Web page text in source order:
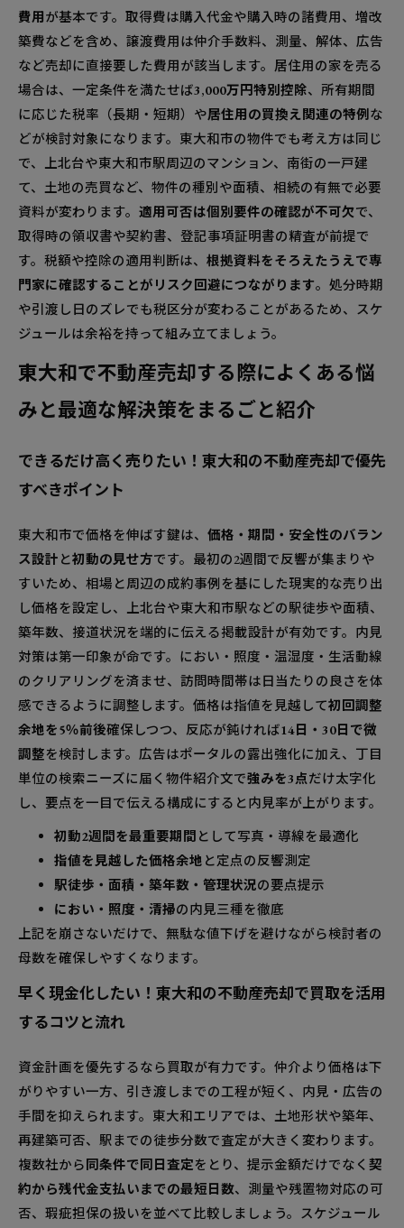
費用が基本です。取得費は購入代金や購入時の諸費用、増改
築費などを含め、譲渡費用は仲介手数料、測量、解体、広告
など売却に直接要した費用が該当します。居住用の家を売る
場合は、一定条件を満たせば3,000万円特別控除、所有期間
に応じた税率（長期・短期）や居住用の買換え関連の特例な
どが検討対象になります。東大和市の物件でも考え方は同じ
で、上北台や東大和市駅周辺のマンション、南街の一戸建
て、土地の売買など、物件の種別や面積、相続の有無で必要
資料が変わります。 適用可否は個別要件の確認が不可欠で、
取得時の領収書や契約書、登記事項証明書の精査が前提で
す。税額や控除の適用判断は、 根拠資料をそろえたうえで専
門家に確認することがリスク回避につながります。処分時期
や引渡し日のズレでも税区分が変わることがあるため、スケ
ジュールは余裕を持って組み立てましょう。
東大和で不動産売却する際によくある悩
みと最適な解決策をまるごと紹介
できるだけ高く売りたい！東大和の不動産売却で優先
すべきポイント
東大和市で価格を伸ばす鍵は、 価格・期間・安全性のバラン
ス設計 と初動の見せ方です。最初の2週間で反響が集まりや
すいため、相場と周辺の成約事例を基にした現実的な売り出
し価格を設定し、上北台や東大和市駅などの駅徒歩や面積、
築年数、接道状況を端的に伝える掲載設計が有効です。内見
対策は第一印象が命です。におい・照度・温湿度・生活動線
のクリアリングを済ませ、訪問時間帯は日当たりの良さを体
感できるように調整します。価格は指値を見越して初回調整
余地を5％前後確保しつつ、反応が鈍ければ14日・30日で微
調整を検討します。広告はポータルの露出強化に加え、丁目
単位の検索ニーズに届く物件紹介文で強みを3点だけ太字化
し、要点を一目で伝える構成にすると内見率が上がります。
初動2週間を最重要期間 として写真・導線を最適化
指値を見越した価格余地 と定点の反響測定
駅徒歩・面積・築年数・管理状況の要点提示
におい・照度・清掃の内見三種を徹底
上記を崩さないだけで、無駄な値下げを避けながら検討者の
母数を確保しやすくなります。
早く現金化したい！東大和の不動産売却で買取を活用
するコツと流れ
資金計画を優先するなら買取が有力です。仲介より価格は下
がりやすい一方、引き渡しまでの工程が短く、内見・広告の
手間を抑えられます。東大和エリアでは、土地形状や築年、
再建築可否、駅までの徒歩分数で査定が大きく変わります。
複数社から同条件で同日査定をとり、提示金額だけでなく 契
約から残代金支払いまでの最短日数、測量や残置物対応の可
否、瑕疵担保の扱いを並べて比較しましょう。スケジュール